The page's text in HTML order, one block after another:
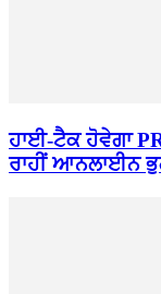
ਹਾਈ-ਟੈਕ ਹੋਵੇਗਾ
ਰਾਹੀਂ ਆਨਲਾਈਨ